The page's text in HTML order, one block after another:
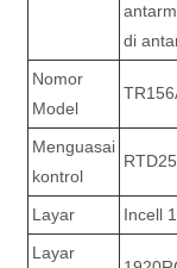
di
Nomor
Model
Menguasai
kontrol
Layar
Incell
Layar